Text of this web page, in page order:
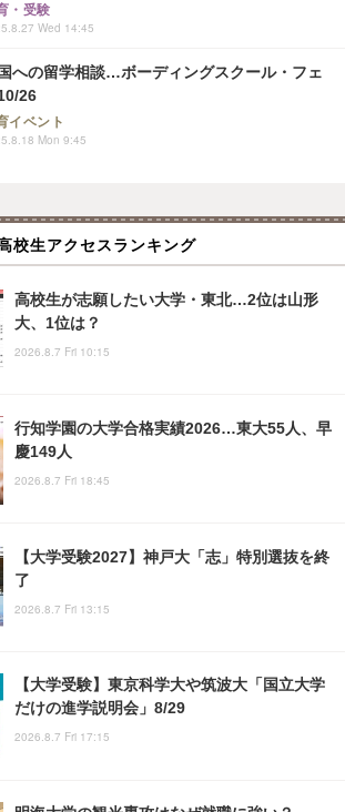
・受験
Wed 14:45
への留学相談…ボーディングスクール・フェ
26
イベント
Mon 9:45
校生アクセスランキング
高校生が志願したい大学・東北…2位は山形
大、1位は？
2026.8.7 Fri 10:15
行知学園の大学合格実績2026…東大55人、早
慶149人
2026.8.7 Fri 18:45
【大学受験2027】神戸大「志」特別選抜を終
了
2026.8.7 Fri 13:15
【大学受験】東京科学大や筑波大「国立大学
だけの進学説明会」8/29
2026.8.7 Fri 17:15